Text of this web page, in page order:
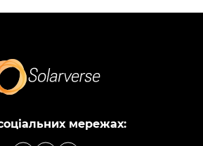
мережах: